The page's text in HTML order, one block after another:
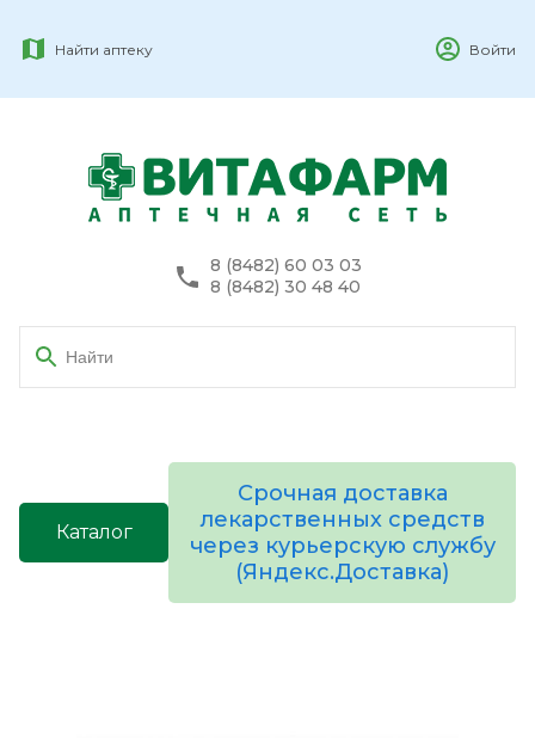
Найти аптеку Войти
8 (8482) 60 03 03
8 (8482) 30 48 40
Каталог
Срочная доставка
лекарственных средств
через курьерскую службу
(Яндекс.Доставка)